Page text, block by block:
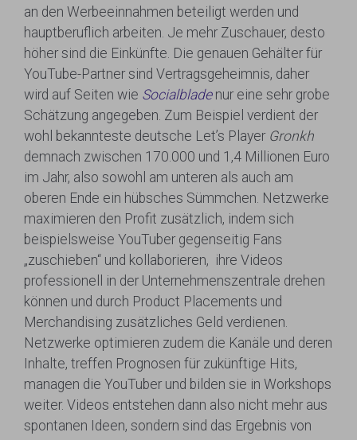
an den Werbeeinnahmen beteiligt werden und
hauptberuflich arbeiten. Je mehr Zuschauer, desto
höher sind die Einkünfte. Die genauen Gehälter für
YouTube-Partner sind Vertragsgeheimnis, daher
wird auf Seiten wie Socialbladenur eine sehr grobe
Schätzung angegeben. Zum Beispiel verdient der
wohl bekannteste deutsche Let’s Player Gronkh
demnach zwischen 170.000 und 1,4 Millionen Euro
im Jahr, also sowohl am unteren als auch am
oberen Ende ein hübsches Sümmchen. Netzwerke
maximieren den Profit zusätzlich, indem sich
beispielsweise YouTuber gegenseitig Fans
„zuschieben“ und kollaborieren, ihre Videos
professionell in der Unternehmenszentrale drehen
können und durch Product Placements und
Merchandising zusätzliches Geld verdienen.
Netzwerke optimieren zudem die Kanäle und deren
Inhalte, treffen Prognosen für zukünftige Hits,
managen die YouTuber und bilden sie in Workshops
weiter. Videos entstehen dann also nicht mehr aus
spontanen Ideen, sondern sind das Ergebnis von